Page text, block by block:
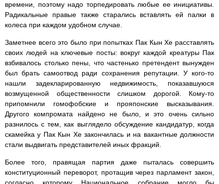
времени, поэтому надо торпедировать любые ее инициативы.
Радикальные правые также старались вставлять ей палки в
колеса при каждом удобном случае.
Заметнее всего это было при попытках Пак Кын Хе расставлять
своих людей на ключевые посты: вокруг каждой креатуры Пак
взбивалось столько пены, что частенько претендент вынужден
был брать самоотвод ради сохранения репутации. У кого-то
нашли задекларированную недвижимость, показавшуюся
возмущенной общественности слишком дорогой. Кому-то
припомнили гомофобские и прояпонские высказывания.
Другого компромата найдено не было, и это очень сильно
разнилось с тем, как выглядело обсуждение кандидатур, когда
скамейка у Пак Кын Хе закончилась и на вакантные должности
стали выдвигать представителей иных фракций.
Более того, правящая партия даже пыталась совершить
конституционный переворот, протащив через парламент закон,